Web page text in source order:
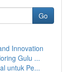
Go
Innovation
Gulu ...
untuk Pe...